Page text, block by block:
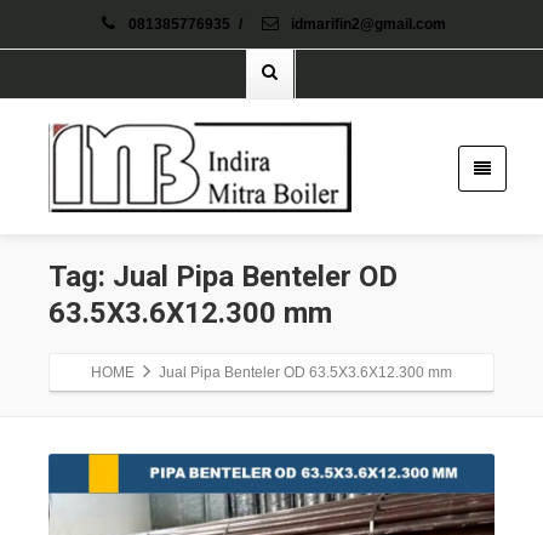
081385776935 / idmarifin2@gmail.com
Tag: Jual Pipa Benteler OD
63.5X3.6X12.300 mm
HOME Jual Pipa Benteler OD 63.5X3.6X12.300 mm